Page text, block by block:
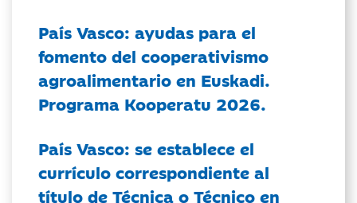
País Vasco: ayudas para el
fomento del cooperativismo
agroalimentario en Euskadi.
Programa Kooperatu 2026.
País Vasco: se establece el
currículo correspondiente al
título de Técnica o Técnico en